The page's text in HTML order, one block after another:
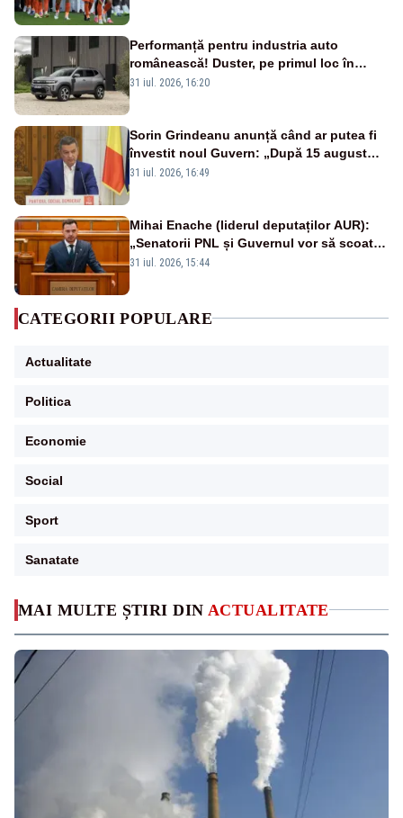
MAI MULTE ȘTIRI DIN ACTUALITATE
Performanță pentru industria auto
românească! Duster, pe primul loc în
topul vânzărilor din Ucraina
31 iul. 2026, 16:20
Sorin Grindeanu anunță când ar putea fi
învestit noul Guvern: „După 15 august
sunt șanse mai mari”
31 iul. 2026, 16:49
Mihai Enache (liderul deputaților AUR):
„Senatorii PNL și Guvernul vor să scoată
la vânzare bunuri publice pentru a stinge
31 iul. 2026, 15:44
CATEGORII POPULARE
Actualitate
Politica
Economie
Social
Sport
Sanatate